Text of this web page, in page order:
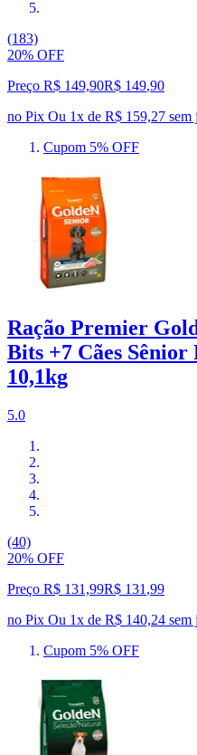
(183)
20% OFF
Preço R$ 149,90R$ 149,90
no Pix Ou 1x de R$ 159,27 sem
Cupom 5% OFF
Ração Premier
Bits +7 Cães
10,1kg
5.0
(40)
20% OFF
Preço R$ 131,99R$ 131 ,99
no Pix Ou 1x de R$ 140,24 sem
Cupom 5% OFF